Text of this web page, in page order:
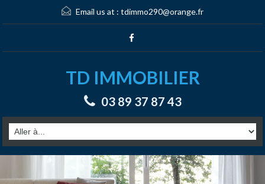
Email us at : tdimmo290@orange.fr
TD IMMOBILIER
03 89 37 87 43